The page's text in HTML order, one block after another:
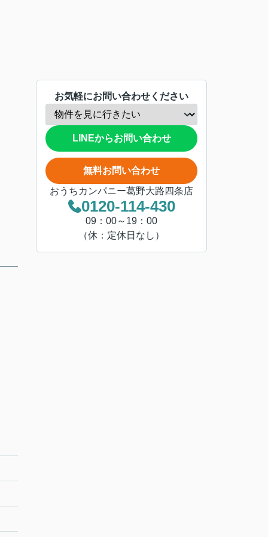
お気軽にお問い合わせください
LINEからお問い合わせ
無料お問い合わせ
おうちカンパニー葛野大路四条店
0120-114-430
09：00～19：00
（休：定休日なし）